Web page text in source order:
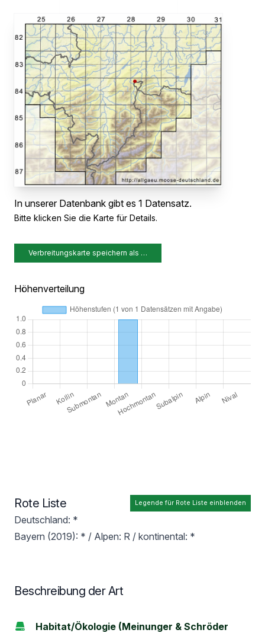
In unserer Datenbank gibt es 1 Datensatz.
Bitte klicken Sie die Karte für Details.
Verbreitungskarte speichern als …
Höhenverteilung
Legende für Rote Liste einblenden
Rote Liste
Deutschland: *
Bayern (2019): * / Alpen: R / kontinental: *
Beschreibung der Art
Habitat/Ökologie (Meinunger & Schröder